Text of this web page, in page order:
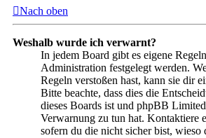
Nach oben
Weshalb wurde ich verwarnt?
In jedem Board gibt es eigene
Administration festgelegt werden.
Regeln verstoßen hast, kann sie dir
Bitte beachte, dass dies die
dieses Boards ist und phpBB
Verwarnung zu tun hat. Kontaktiere
sofern du die nicht sicher bist, wieso